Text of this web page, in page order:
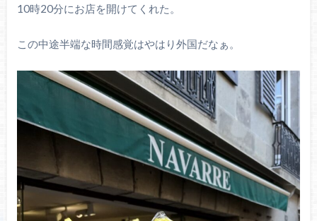
10時20分にお店を開けてくれた。
この中途半端な時間感覚はやはり外国だなぁ。